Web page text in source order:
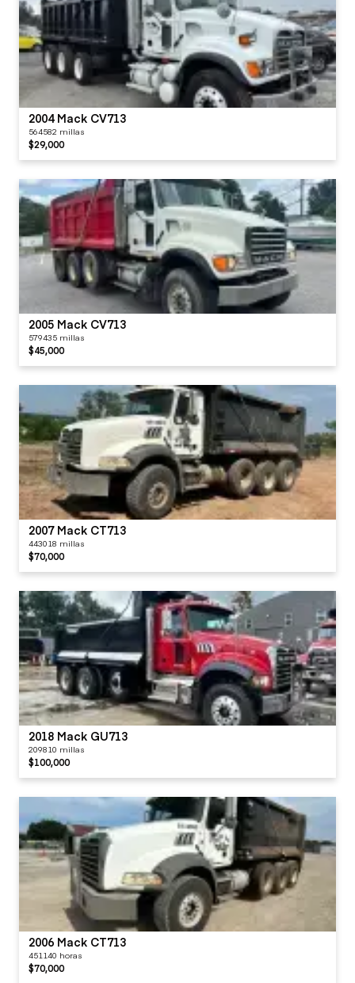
2004 Mack CV713
564582 millas
$29,000
2005 Mack CV713
579435 millas
$45,000
2007 Mack CT713
443018 millas
$70,000
2018 Mack GU713
209810 millas
$100,000
2006 Mack CT713
451140 horas
$70,000